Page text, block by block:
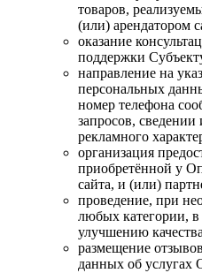
товаров,
(или) арендатором
оказание
поддержки
направление на
персональных
номер телефона
запросов,
рекламного
организация
приобретённой у
сайта, и (или)
проведение, при
любых категории, в
улучшению
размещение
данных об услугах